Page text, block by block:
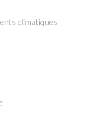
climatiques